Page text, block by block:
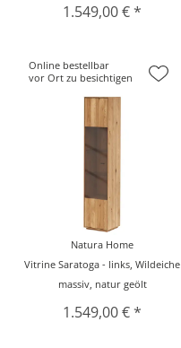
1.549,00 € *
Online bestellbar
vor Ort zu besichtigen
Natura Home
Vitrine Saratoga - links, Wildeiche
massiv, natur geölt
1.549,00 € *